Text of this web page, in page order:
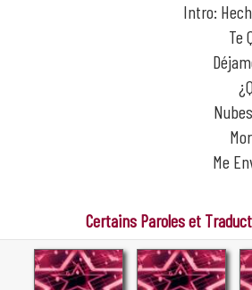
Intro:
Te
Me
Certains Paroles et